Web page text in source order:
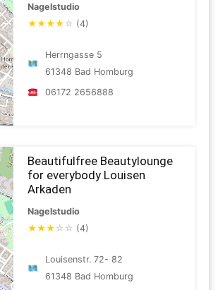
Nagelstudio
★★★★ ☆ (4)
Herrngasse 5
61348 Bad Homburg
06172 2656888
Beautifulfree Beautylounge
for everybody Louisen
Arkaden
Nagelstudio
★★★ ☆ ☆ (4)
Louisenstr. 72- 82
61348 Bad Homburg